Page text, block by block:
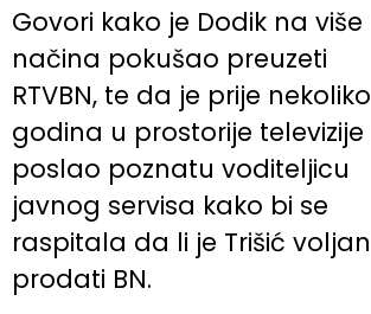
Govori kako je Dodik na više
načina pokušao preuzeti
RTVBN, te da je prije nekoliko
godina u prostorije televizije
poslao poznatu voditeljicu
javnog servisa kako bi se
raspitala da li je Trišić voljan
prodati BN.